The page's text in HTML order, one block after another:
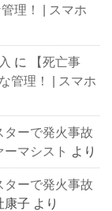
理！ | スマホ
に
【死亡事
管理！ | スマホ
ターで発火事故
ーマシスト より
ターで発火事故
康子 より